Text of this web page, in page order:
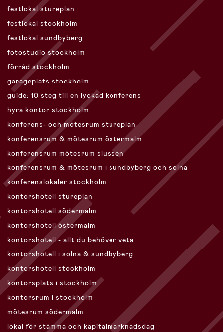
festlokal stureplan
festlokal stockholm
festlokal sundbyberg
fotostudio stockholm
förråd stockholm
garageplats stockholm
guide: 10 steg till en lyckad konferens
hyra kontor stockholm
konferens- och mötesrum stureplan
konferensrum & mötesrum östermalm
konferensrum mötesrum slussen
konferensrum & mötesrum i sundbyberg och solna
konferenslokaler stockholm
kontorshotell stureplan
kontorshotell södermalm
kontorshotell östermalm
kontorshotell - allt du behöver veta
kontorshotell i solna & sundbyberg
kontorshotell stockholm
kontorsplats i stockholm
kontorsrum i stockholm
mötesrum södermalm
lokal för stämma och kapitalmarknadsdag